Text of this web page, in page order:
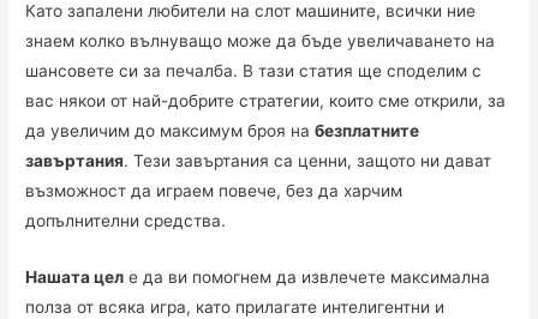
Като запалени любители на слот машините, всички ние
знаем колко вълнуващо може да бъде увеличаването на
шансовете си за печалба. В тази статия ще споделим с
вас някои от най-добрите стратегии, които сме открили, за
да увеличим до максимум броя набезплатните
завъртания. Тези завъртания са ценни, защото ни дават
възможност да играем повече, без да харчим
допълнителни средства.
Нашата цел е да ви помогнем да извлечете максимална
полза от всяка игра, като прилагате интелигентни и